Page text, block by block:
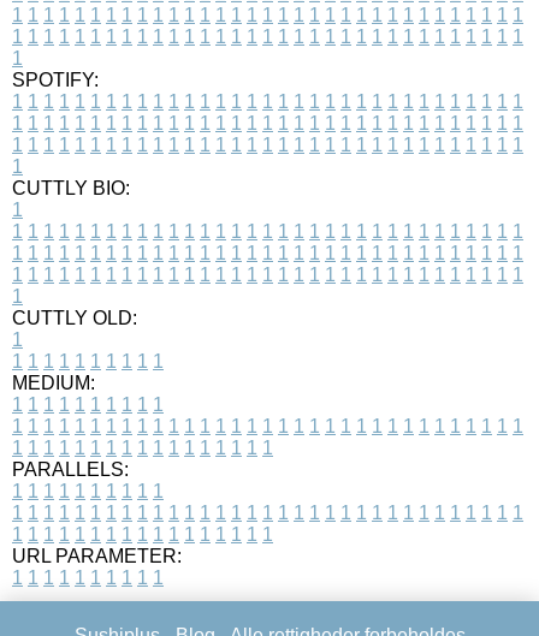
1 1 1 1 1 1 1 1 1 1 1 1 1 1 1 1 1 1 1 1 1 1 1 1 1 1 1 1 1 1 1 1 1
1 1 1 1 1 1 1 1 1 1 1 1 1 1 1 1 1 1 1 1 1 1 1 1 1 1 1 1 1 1 1 1 1
1
SPOTIFY:
1 1 1 1 1 1 1 1 1 1 1 1 1 1 1 1 1 1 1 1 1 1 1 1 1 1 1 1 1 1 1 1 1
1 1 1 1 1 1 1 1 1 1 1 1 1 1 1 1 1 1 1 1 1 1 1 1 1 1 1 1 1 1 1 1 1
1 1 1 1 1 1 1 1 1 1 1 1 1 1 1 1 1 1 1 1 1 1 1 1 1 1 1 1 1 1 1 1 1
1
CUTTLY BIO:
1
1 1 1 1 1 1 1 1 1 1 1 1 1 1 1 1 1 1 1 1 1 1 1 1 1 1 1 1 1 1 1 1 1
1 1 1 1 1 1 1 1 1 1 1 1 1 1 1 1 1 1 1 1 1 1 1 1 1 1 1 1 1 1 1 1 1
1 1 1 1 1 1 1 1 1 1 1 1 1 1 1 1 1 1 1 1 1 1 1 1 1 1 1 1 1 1 1 1 1
1
CUTTLY OLD:
1
1 1 1 1 1 1 1 1 1 1
MEDIUM:
1 1 1 1 1 1 1 1 1 1
1 1 1 1 1 1 1 1 1 1 1 1 1 1 1 1 1 1 1 1 1 1 1 1 1 1 1 1 1 1 1 1 1
1 1 1 1 1 1 1 1 1 1 1 1 1 1 1 1 1
PARALLELS:
1 1 1 1 1 1 1 1 1 1
1 1 1 1 1 1 1 1 1 1 1 1 1 1 1 1 1 1 1 1 1 1 1 1 1 1 1 1 1 1 1 1 1
1 1 1 1 1 1 1 1 1 1 1 1 1 1 1 1 1
URL PARAMETER:
1 1 1 1 1 1 1 1 1 1